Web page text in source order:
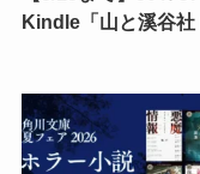
Kindle「山と溪谷社
リー・ホラーなどが